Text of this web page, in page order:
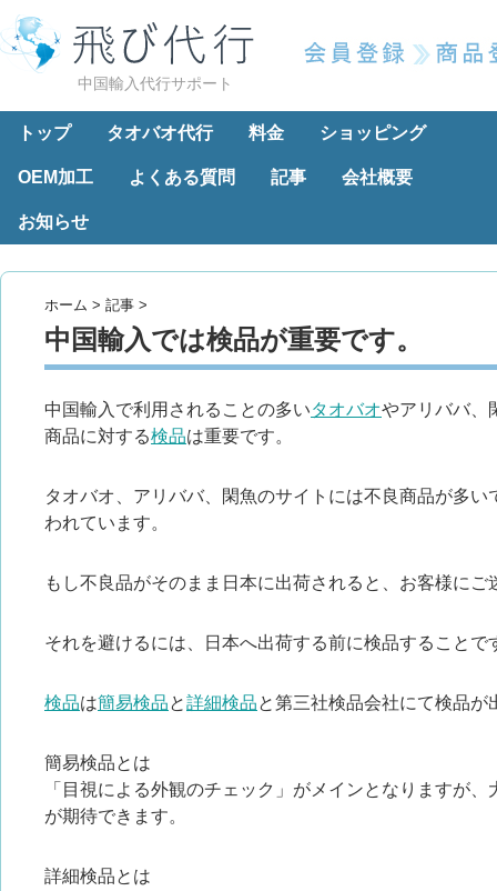
中国輸入代行サポート
トップ タオバオ代行 料金 ショッピング
OEM加工 よくある質問 記事 会社概要
お知らせ
ホーム > 記事 >
中国輸入では検品が重要です。
中国輸入で利用されることの多いタオバオやアリババ、
商品に対する検品は重要です。
タオバオ、アリババ、閑魚のサイトには不良商品が多
われています。
もし不良品がそのまま日本に出荷されると、お客様に
それを避けるには、日本へ出荷する前に検品することで
検品は簡易検品と詳細検品と第三社検品会社にて検品が
簡易検品とは
「目視による外観のチェック」がメインとなりますが
が期待できます。
詳細検品とは